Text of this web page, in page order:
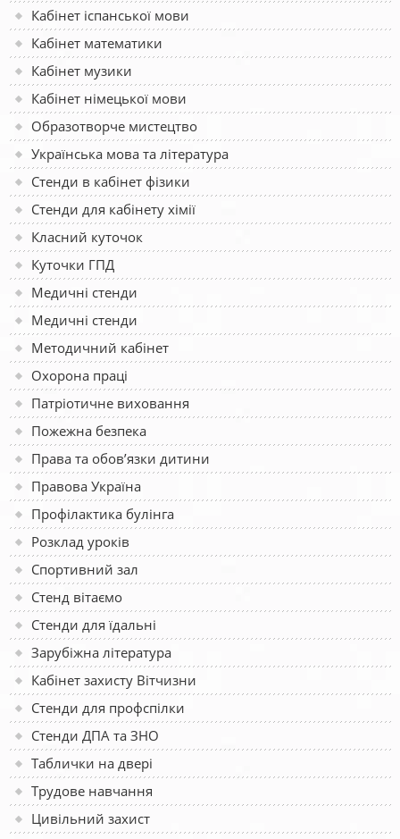
Кабінет іспанської мови
Кабінет математики
Кабінет музики
Кабінет німецької мови
Образотворче мистецтво
Українська мова та література
Стенди в кабінет фізики
Стенди для кабінету хімії
Класний куточок
Куточки ГПД
Медичні стенди
Медичні стенди
Методичний кабінет
Охорона праці
Патріотичне виховання
Пожежна безпека
Права та обов’язки дитини
Правова Україна
Профілактика булінга
Розклад уроків
Спортивний зал
Стенд вітаємо
Стенди для їдальні
Зарубіжна література
Кабінет захисту Вітчизни
Стенди для профспілки
Стенди ДПА та ЗНО
Таблички на двері
Трудове навчання
Цивільний захист